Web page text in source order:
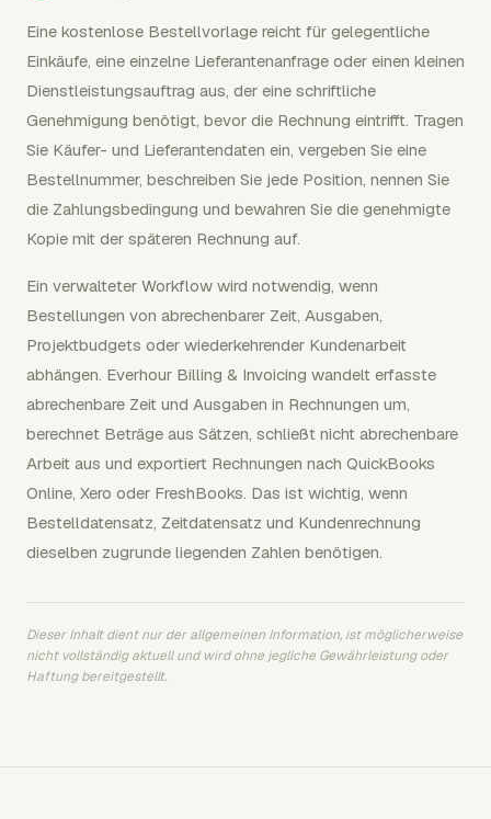
Eine kostenlose Bestellvorlage reicht für gelegentliche
Einkäufe, eine einzelne Lieferantenanfrage oder einen kleinen
Dienstleistungsauftrag aus, der eine schriftliche
Genehmigung benötigt, bevor die Rechnung eintrifft. Tragen
Sie Käufer- und Lieferantendaten ein, vergeben Sie eine
Bestellnummer, beschreiben Sie jede Position, nennen Sie
die Zahlungsbedingung und bewahren Sie die genehmigte
Kopie mit der späteren Rechnung auf.
Ein verwalteter Workflow wird notwendig, wenn
Bestellungen von abrechenbarer Zeit, Ausgaben,
Projektbudgets oder wiederkehrender Kundenarbeit
abhängen. Everhour Billing & Invoicing wandelt erfasste
abrechenbare Zeit und Ausgaben in Rechnungen um,
berechnet Beträge aus Sätzen, schließt nicht abrechenbare
Arbeit aus und exportiert Rechnungen nach QuickBooks
Online, Xero oder FreshBooks. Das ist wichtig, wenn
Bestelldatensatz, Zeitdatensatz und Kundenrechnung
dieselben zugrunde liegenden Zahlen benötigen.
Dieser Inhalt dient nur der allgemeinen Information, ist möglicherweise
nicht vollständig aktuell und wird ohne jegliche Gewährleistung oder
Haftung bereitgestellt.